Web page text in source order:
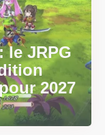
le JRPG
2027